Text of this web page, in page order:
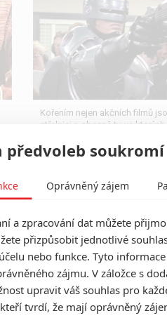
Kořením nejen akčních filmů
střelnici a obecně ty, ve
nejvíc.
Jan Žižka se
v českých
hororová
Anarvin | 17.10.2022 16:50
0
Čeští návštěvníci kin se
předvoleb soukromí
Oprávněný zájem
a zpracování dat můžete
přizpůsobit jednotlivé
nebo funkce. Tyto
zájmu. V záložce s
upravit váš souhlas pro
tvrdí, že mají oprávněný